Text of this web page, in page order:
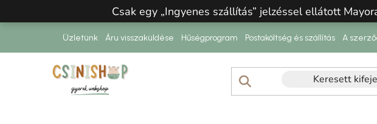
Csak egy „Ingyenes szállítás” jelzéssel ellátott
Üzletünk Áru visszaküldése Hűségprogram Postaköltség és szállítás A